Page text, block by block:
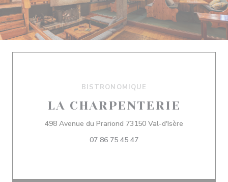
BISTRONOMIQUE
LA CHARPENTERIE
498 Avenue du Prariond 73150 Val-d'Isère
07 86 75 45 47